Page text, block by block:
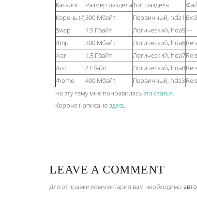
Каталог
Размер разделаТип раздела
Корень (/)300 Мбайт Первичный, hda1
Swap
1.5 Гбайт Логический, hda5—
/tmp
300 Мбайт Логический, hda6
/var
1.5 Гбайт Логический, hda7
/usr
4 Гбайт Логический, hda8
/home
400 Мбайт Первичный, hda3
На эту тему мне понравиласьэта статья.
Короче написано здесь.
LEAVE A COMMENT
Для отправки комментария вам необходимо